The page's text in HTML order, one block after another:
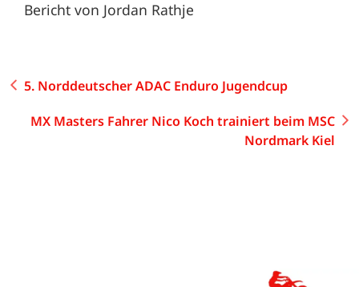
Bericht von Jordan Rathje
5. Norddeutscher ADAC Enduro Jugendcup
MX Masters Fahrer Nico Koch trainiert beim MSC
Nordmark Kiel